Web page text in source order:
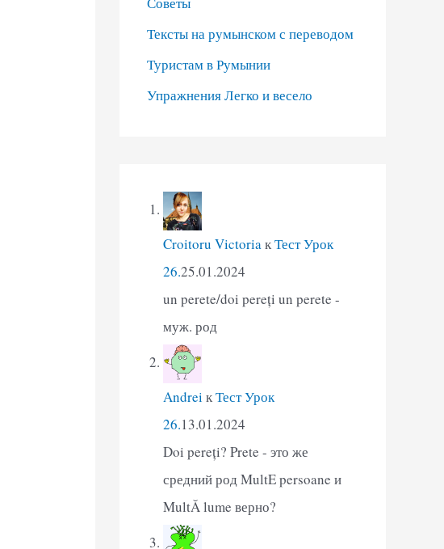
Тексты на румынском с переводом
Туристам в Румынии
Упражнения Легко и весело
Croitoru VictoriaкТест Урок
26.25.01.2024
un perete/doi pereți un perete -
муж. род
Andrei кТест Урок
26.13.01.2024
Doi pereți? Prete - это же
средний род MultE persoane и
MultĂ lume верно?